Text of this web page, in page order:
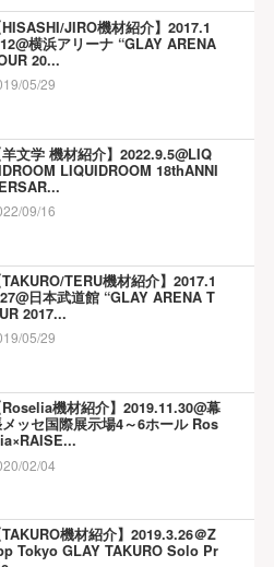
HISASHI/JIRO機材紹介】2017.1
横浜アリーナ “GLAY ARENA
20...
05/29
羊文学 機材紹介】2022.9.5@LIQ
LIQUIDROOM 18thANNI
09/16
TAKURO/TERU機材紹介】2017.1
日本武道館 “GLAY ARENA T
2017...
05/29
Roselia機材紹介】2019.11.30@幕
ッセ国際展示場4～6ホール Ros
02/04
TAKURO機材紹介】2019.3.26＠Z
Tokyo GLAY TAKURO Solo Pr